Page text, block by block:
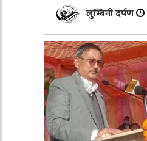
लुम्बिनी दर्पण